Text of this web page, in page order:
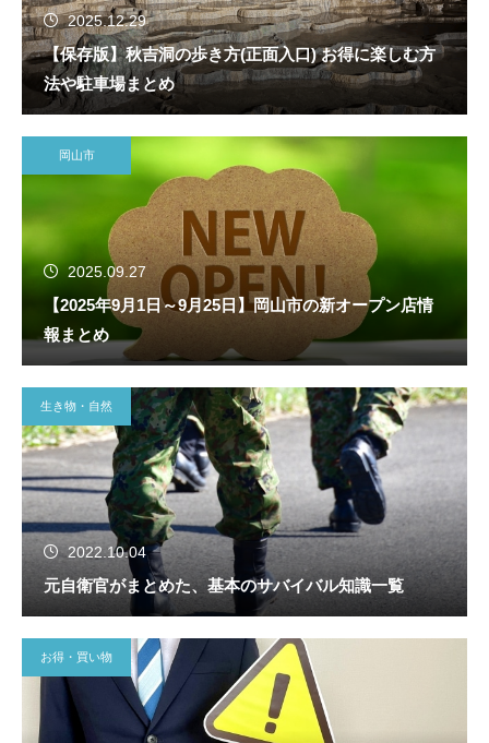
2025.12.29
【保存版】秋吉洞の歩き方(正面入口) お得に楽しむ方
法や駐車場まとめ
岡山市
2025.09.27
【2025年9月1日～9月25日】岡山市の新オープン店情
報まとめ
生き物・自然
2022.10.04
元自衛官がまとめた、基本のサバイバル知識一覧
お得・買い物